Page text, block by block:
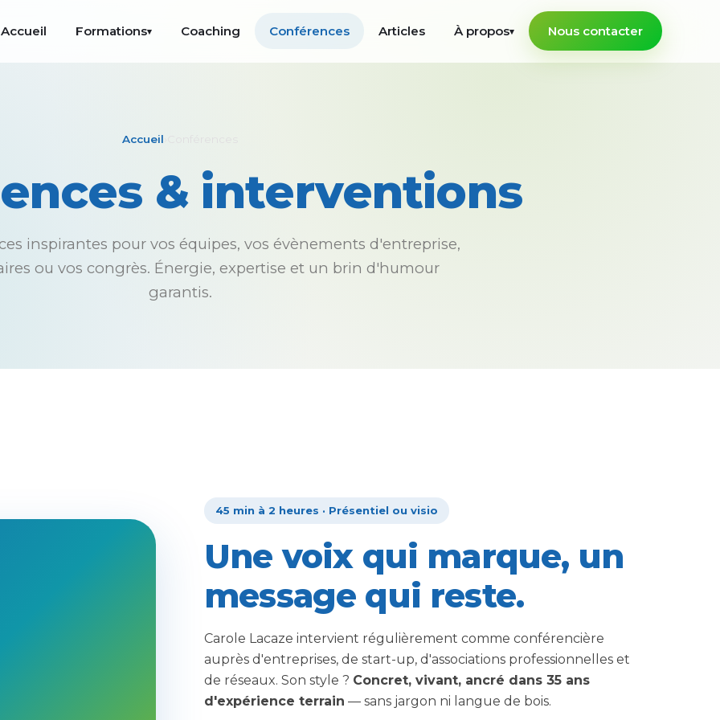
Accueil Formations▾ Coaching Conférences Articles À propos▾ Nous contacter
Accueil
& interventions
inspirantes pour vos équipes, vos évènements d'entreprise,
ou vos congrès. Énergie, expertise et un brin d'humour
garantis.
45 min à 2 heures · Présentiel ou visio
Une voix qui marque, un
message qui reste.
Carole Lacaze intervient régulièrement comme conférencière
auprès d'entreprises, de start-up, d'associations professionnelles et
de réseaux. Son style ? Concret, vivant, ancré dans 35 ans
d'expérience terrain — sans jargon ni langue de bois.